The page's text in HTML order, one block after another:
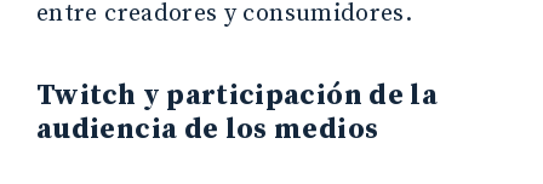
entre creadores y consumidores.
Twitch y participación de la
audiencia de los medios